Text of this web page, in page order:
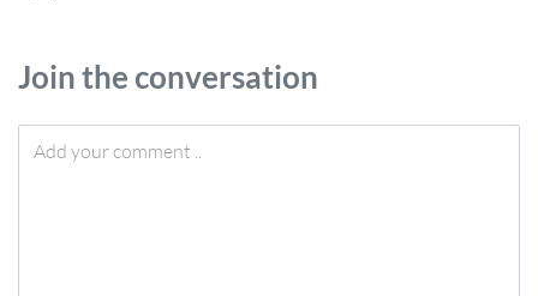
Join the conversation